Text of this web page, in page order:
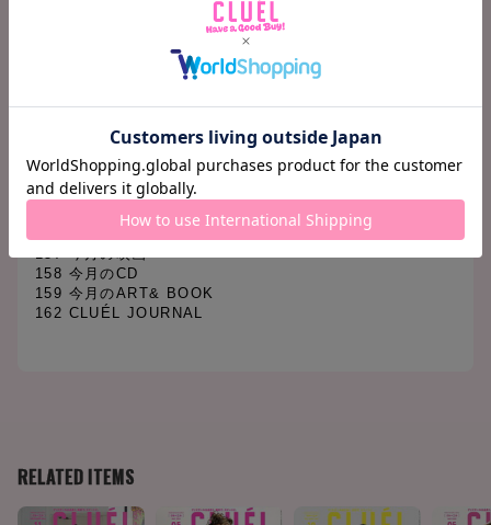
009 Termrnal 01 COACH
011 Termrnal 02 HERMÈS
013 Termrnal 03 Dear My Dress
015 Termrnal 04 LOUIS VUITTON
090 連載大森仔佑子の「今日私が女の子であること」
152 Termrnal 05 ALTNEU
153 Terminal 06 OLD SCHOOL WEAR, MY BASICS!!
154 Termrnal 07 McGREGOR
155 Termrnal 08 UNICARE
157 今月の映画
158 今月のCD
159 今月のART& BOOK
162 CLUÉL JOURNAL